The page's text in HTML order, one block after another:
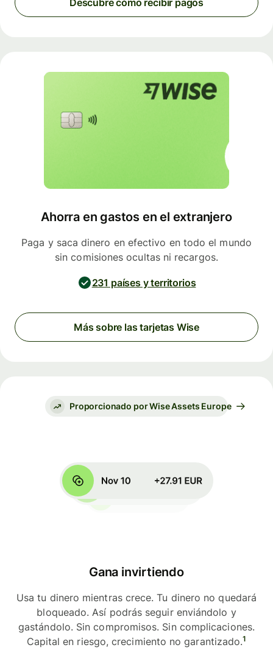
Descubre cómo recibir pagos
Ahorra en gastos en el extranjero
Paga y saca dinero en efectivo en todo el mundo
sin comisiones ocultas ni recargos.
231 países y territorios
Más sobre las tarjetas Wise
Proporcionado por Wise Assets Europe
Gana invirtiendo
Usa tu dinero mientras crece. Tu dinero no quedará
bloqueado. Así podrás seguir enviándolo y
gastándolo. Sin compromisos. Sin complicaciones.
Capital en riesgo, crecimiento no garantizado.1